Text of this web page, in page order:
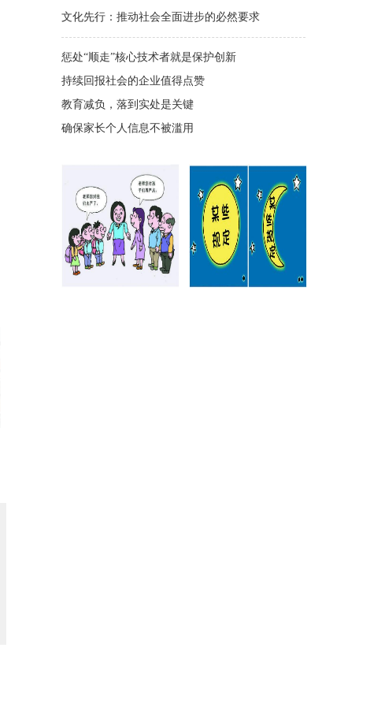
文化先行：推动社会全面进步的必然要求
惩处“顺走”核心技术者就是保护创新
持续回报社会的企业值得点赞
教育减负，落到实处是关键
确保家长个人信息不被滥用